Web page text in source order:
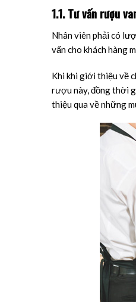
1.1. Tư vấn rượu
Nhân viên phải có
vấn cho khách hàng
Khi khi giới thiệu về
rượu này, đồng thời
thiệu qua về những